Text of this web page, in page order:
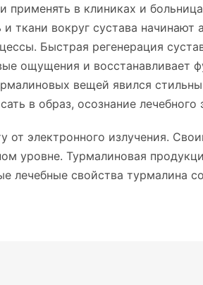
применять в клиниках и
и ткани вокруг сустава
Быстрая регенерация
ощущения и
вещей явился
в образ, осознание
от электронного излучения.
уровне. Турмалиновая
лечебные свойства турмалина